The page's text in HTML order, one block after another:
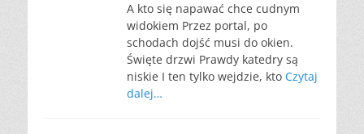
A kto się napawać chce cudnym
widokiem Przez portal, po
schodach dojść musi do okien.
Święte drzwi Prawdy katedry są
niskie I ten tylko wejdzie, kto Czytaj
dalej…